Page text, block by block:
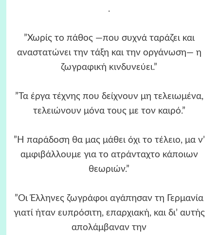
.
”Χωρίς το πάθος ―που συχνά ταράζει και
αναστατώνει την τάξη και την οργάνωση― η
ζωγραφική κινδυνεύει.”
”Τα έργα τέχνης που δείχνουν μη τελειωμένα,
τελειώνουν μόνα τους με τον καιρό.”
”Η παράδοση θα μας μάθει όχι το τέλειο, μα ν’
αμφιβάλλουμε για το ατράνταχτο κάποιων
θεωριών.”
”Οι Έλληνες ζωγράφοι αγάπησαν τη Γερμανία
γιατί ήταν ευπρόσιτη, επαρχιακή, και δι’ αυτής
απολάμβαναν την